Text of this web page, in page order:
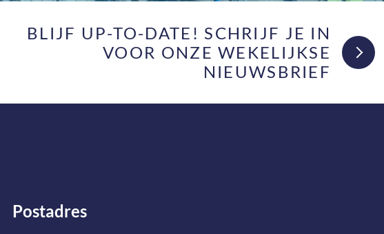
BLIJF UP-TO-DATE! SCHRIJF JE IN
VOOR ONZE WEKELIJKSE
NIEUWSBRIEF
Postadres